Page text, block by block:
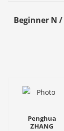
Beginner N /
Penghua
ZHANG